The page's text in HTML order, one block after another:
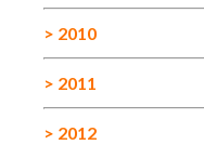
> 2010
> 2011
> 2012